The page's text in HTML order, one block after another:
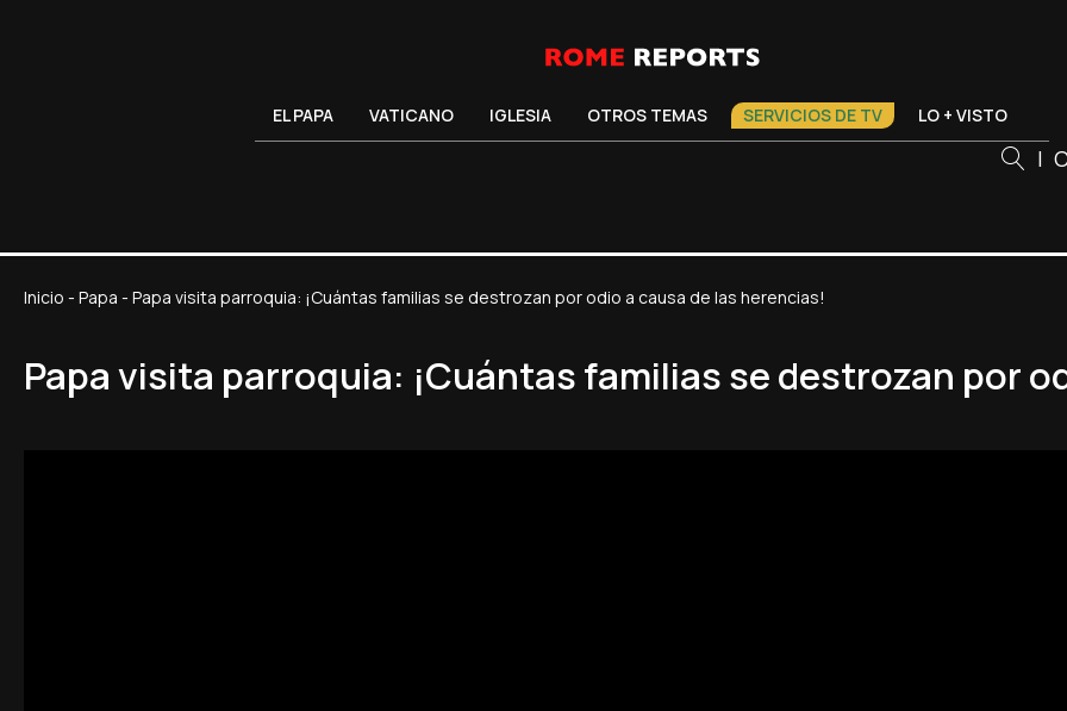
EL PAPA VATICANO IGLESIA OTROS TEMAS SERVICIOS DE TV LO + VISTO
|
Inicio - Papa - Papa visita parroquia: ¡Cuántas familias se destrozan por odio a causa de las herencias!
Papa visita parroquia: ¡Cuántas familias se destrozan por